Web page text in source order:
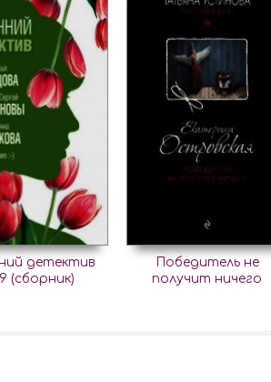
детектив
(сборник)
Победитель не
получит ничего